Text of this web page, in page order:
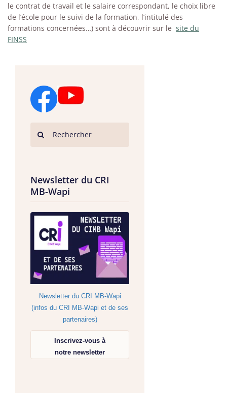
le contrat de travail et le salaire correspondant, le choix libre
de l’école pour le suivi de la formation, l’intitulé des
formations concernées…) sont à découvrir sur le site du
FINSS
Newsletter du CRI
MB-Wapi
Newsletter du CRI MB-Wapi
(infos du CRI MB-Wapi et de ses
partenaires)
Inscrivez-vous à
notre newsletter